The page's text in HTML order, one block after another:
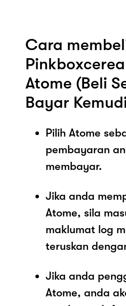
Cara
Atome (Beli
Bayar
Pilih Atome
pembayaran
membayar.
Jika anda
Atome, sila
maklumat log
teruskan
Jika anda
Atome, anda